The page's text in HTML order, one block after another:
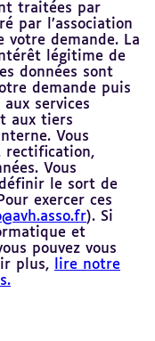
traitées par
par l’association
votre demande. La
légitime de
données sont
demande puis
services
aux tiers
Vous
rectification,
Vous
le sort de
exercer ces
). Si
et
pouvez vous
plus,
lire notre